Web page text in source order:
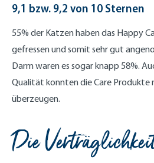
9,1 bzw. 9,2 von 10 Sternen
55% der Katzen haben das Happy
gefressen und somit sehr gut
Darm waren es sogar knapp 58%.
Qualität konnten die Care Produkte
überzeugen.
Die